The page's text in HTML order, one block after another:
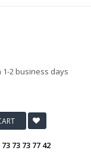
1-2 business days
73 73 73 77 42